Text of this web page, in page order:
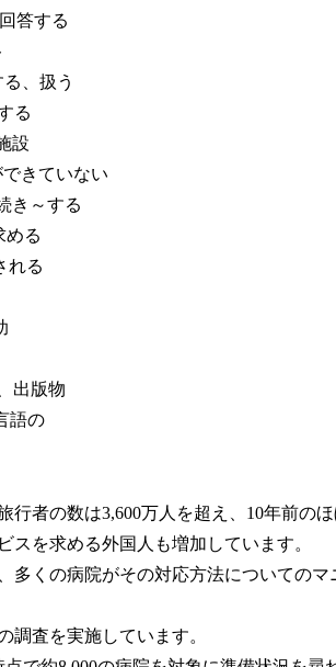
答する
る、扱う
る
設
できていない
き～する
める
れる
出版物
語の
行者の数は3,600万人を超え、10年前のほ
スを求める外国人も増加しています。
多くの病院がその対応方法についての
調査を実施しています。